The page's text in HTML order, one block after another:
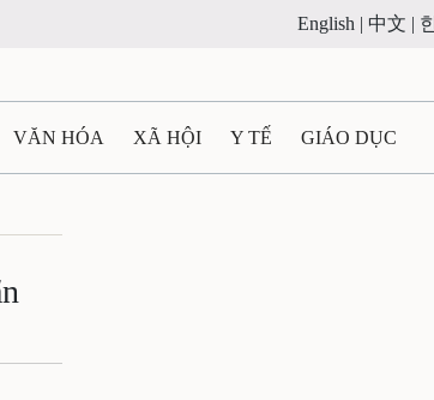
English | 中文 |
VĂN HÓA XÃ HỘI Y TẾ GIÁO DỤC
TIN - QUẢNG CÁO